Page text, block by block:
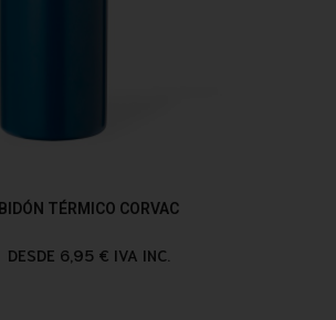
BIDÓN TÉRMICO CORVAC
DESDE 6,95 € IVA INC.